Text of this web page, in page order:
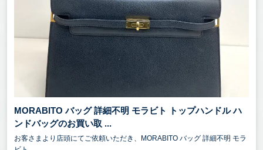
MORABITO バッグ 詳細不明 モラビト トップハンドル ハ
ンドバッグのお買い取 ...
お客さまより店頭にてご依頼いただき、MORABITO バッグ 詳細不明 モラ